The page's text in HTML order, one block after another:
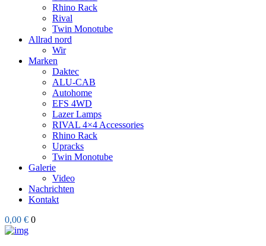
Rhino Rack
Rival
Twin Monotube
Allrad nord
Wir
Marken
Daktec
ALU-CAB
Autohome
EFS 4WD
Lazer Lamps
RIVAL 4×4 Accessories
Rhino Rack
Upracks
Twin Monotube
Galerie
Video
Nachrichten
Kontakt
0,00 € 0